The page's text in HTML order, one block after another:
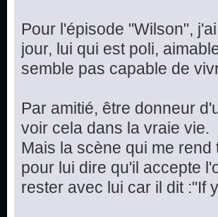
Pour l'épisode "Wilson",
jour, lui qui est poli,
semble pas capable de
Par amitié, être donneur
voir cela dans la vraie vie.
Mais la scène qui me
pour lui dire qu'il accepte
rester avec lui car il dit :"If